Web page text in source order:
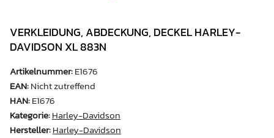
VERKLEIDUNG, ABDECKUNG, DECKEL HARLEY-
DAVIDSON XL 883N
Artikelnummer:E1676
EAN:Nicht zutreffend
HAN:E1676
Kategorie:Harley-Davidson
Hersteller:Harley-Davidson